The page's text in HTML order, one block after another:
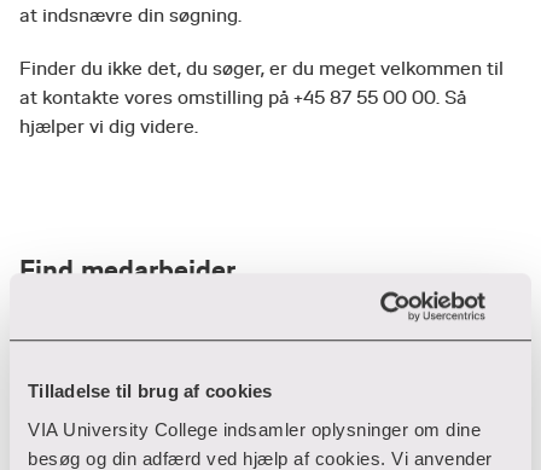
Tilladelse til brug af cookies
VIA University College indsamler oplysninger om dine
besøg og din adfærd ved hjælp af cookies. Vi anvender
at indsnævre din søgning.
Finder du ikke det, du søger, er du meget velkommen til
at kontakte vores omstilling på +45 87 55 00 00. Så
hjælper vi dig videre.
Find medarbejder
Filter
Ryd filtre